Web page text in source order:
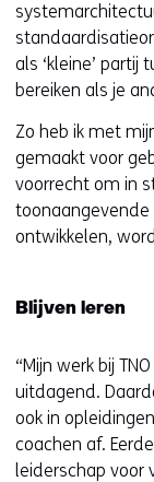
als ‘kleine’
bereiken als je
Zo heb ik met
gemaakt voor
voorrecht om in
ontwikkelen,
Blijven leren
“Mijn werk bij
uitdagend.
ook in
coachen af.
leiderschap voor